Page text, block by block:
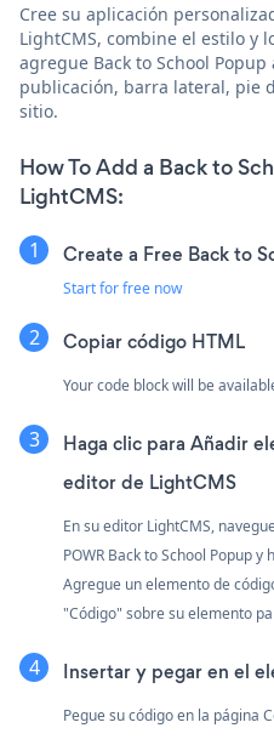
Cree su aplicación
LightCMS, combine el estilo y
agregue Back to School
publicación, barra lateral, pie
sitio.
How To Add a Back to
LightCMS:
Create a Free Back to
Start for free now
Copiar código HTML
Your code block will be
Haga clic para Añadir
editor de LightCMS
En su editor LightCMS,
POWR Back to School Popup y
Agregue un elemento de
"Código" sobre su elemento
Insertar y pegar en el
Pegue su código en la página